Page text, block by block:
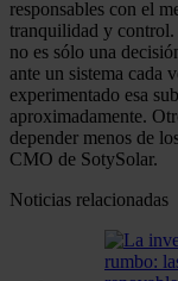
responsables con el
tranquilidad y control.
no es sólo una
ante un sistema cada
experimentado esa
aproximadamente.
depender menos de
CMO de SotySolar.
Noticias relacionadas